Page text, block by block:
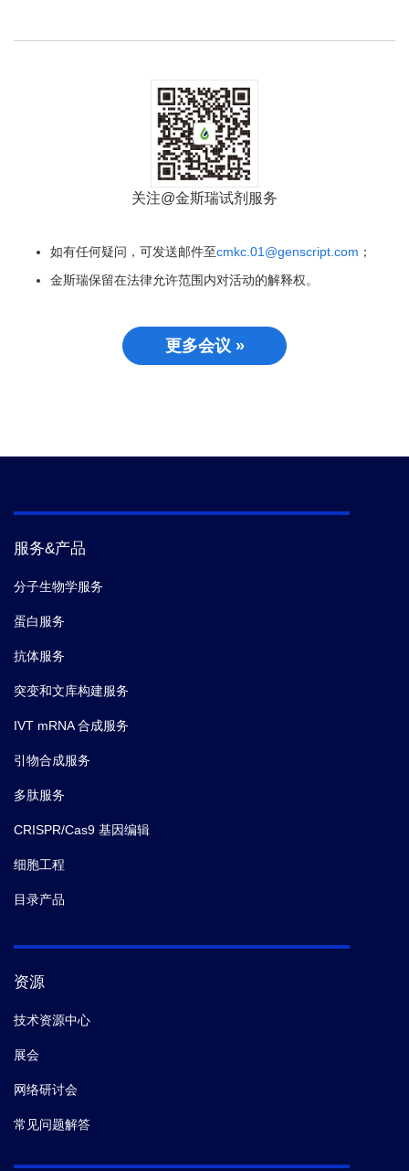
关注@金斯瑞试剂服务
如有任何疑问，可发送邮件至cmkc.01@genscript.com ；
金斯瑞保留在法律允许范围内对活动的解释权。
更多会议 »
服务&产品
分子生物学服务
蛋白服务
抗体服务
突变和文库构建服务
IVT mRNA 合成服务
引物合成服务
多肽服务
CRISPR/Cas9 基因编辑
细胞工程
目录产品
资源
技术资源中心
展会
网络研讨会
常见问题解答